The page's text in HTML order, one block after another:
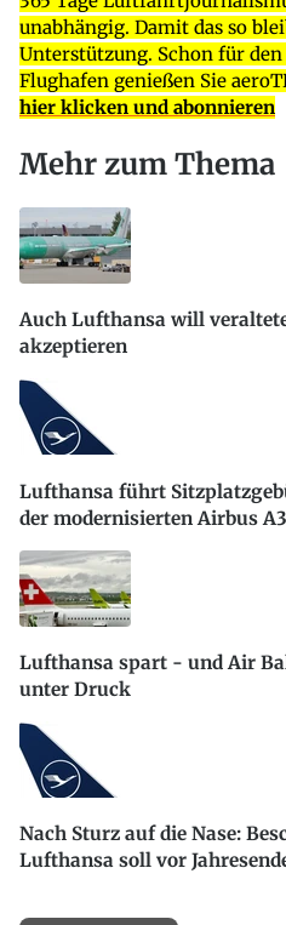
unabhängig. Damit das so
Unterstützung. Schon für
Flughafen genießen Sie
hier klicken und abonnieren
Mehr zum Thema
Auch Lufthansa will
akzeptieren
Lufthansa führt
der modernisierten Airbus
Lufthansa spart - und Air
unter Druck
Nach Sturz auf die Nase:
Lufthansa soll vor